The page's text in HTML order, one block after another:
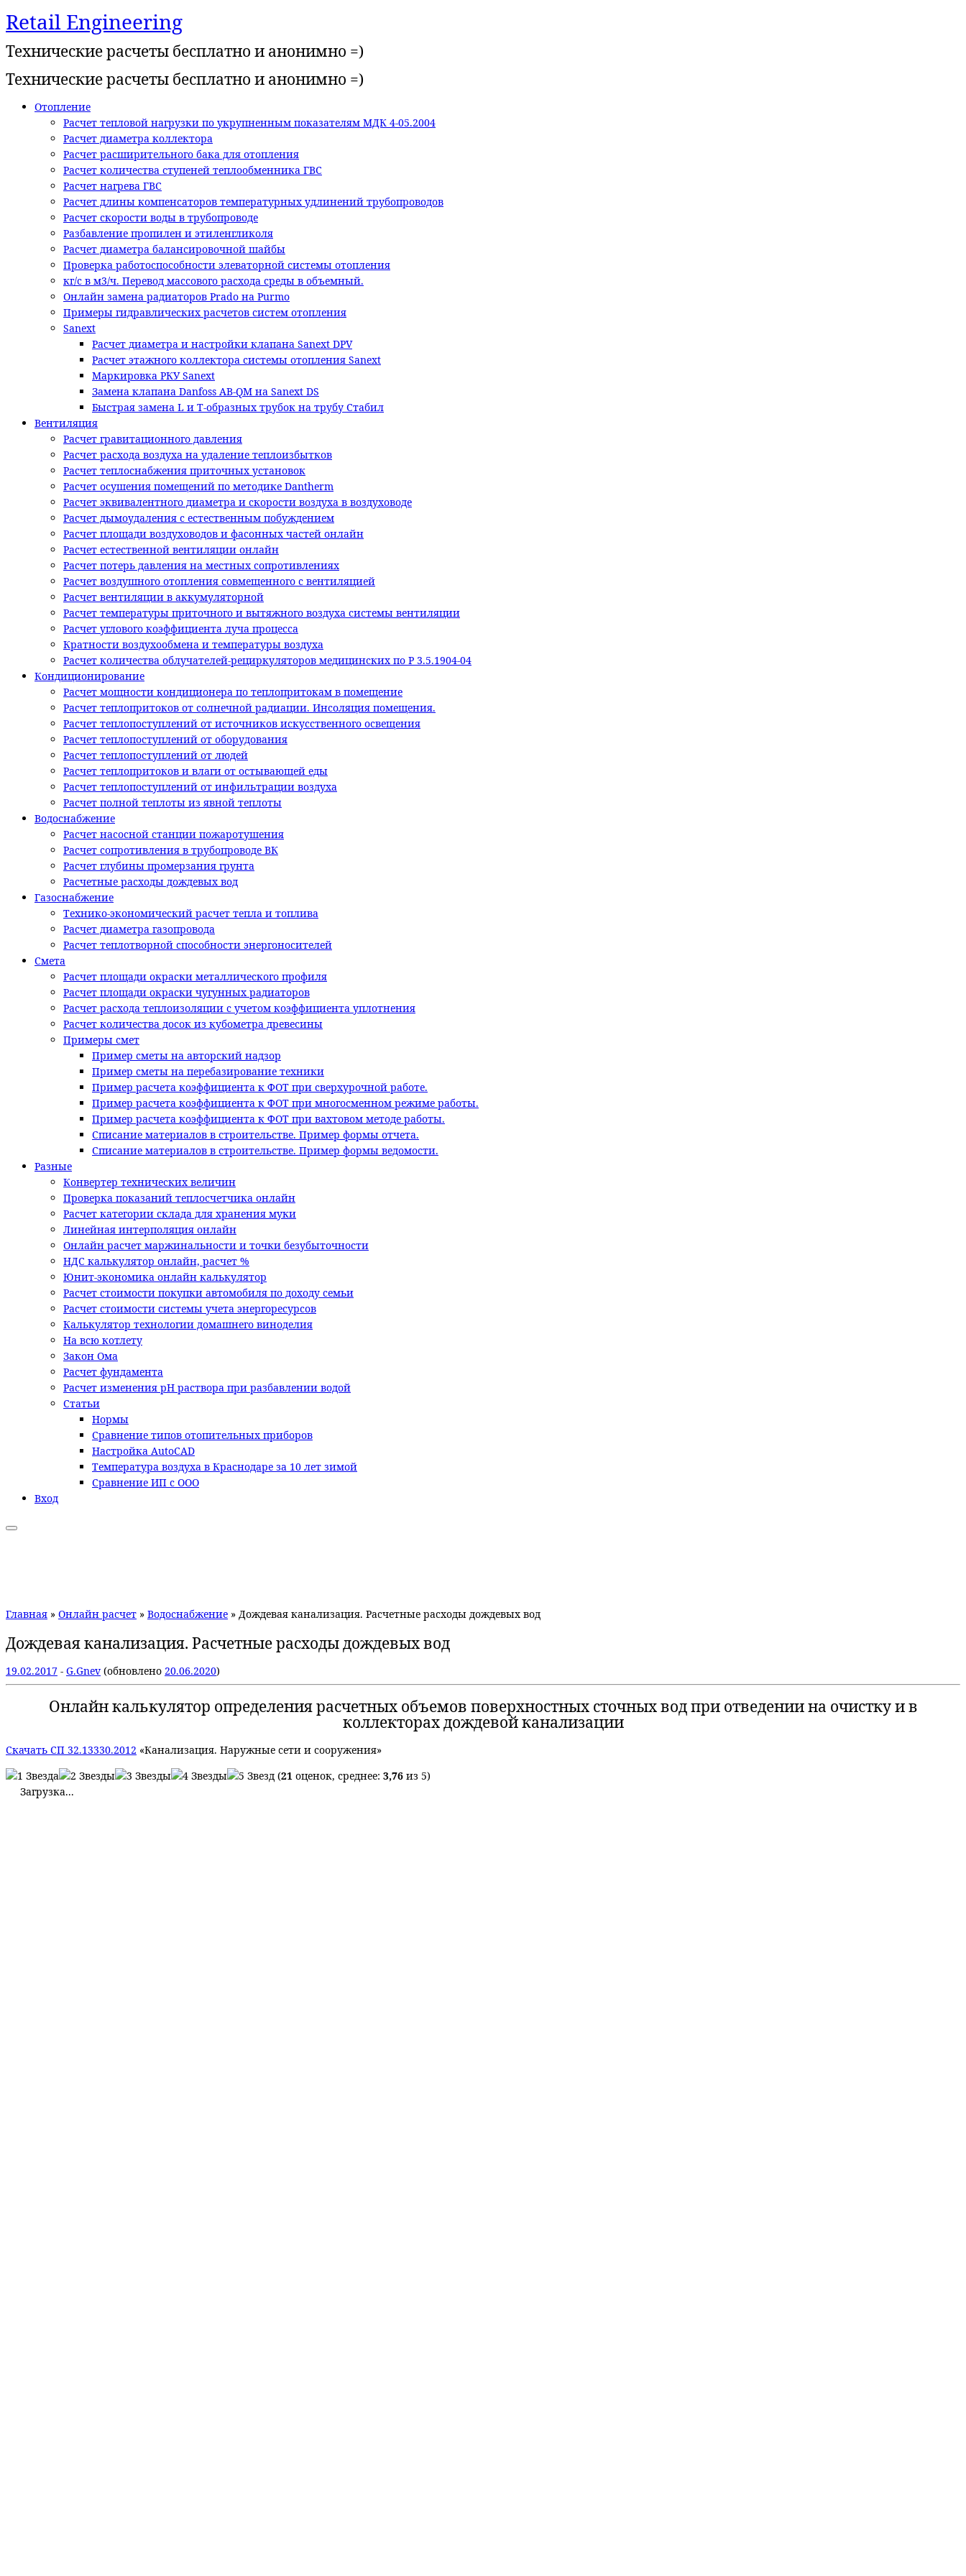
Перейти
к
содержимому
Retail Engineering
Технические расчеты бесплатно и анонимно =)
Технические расчеты бесплатно и анонимно =)
Отопление
Расчет тепловой нагрузки по укрупненным показателям МДК 4-05.2004
Расчет диаметра коллектора
Расчет расширительного бака для отопления
Расчет количества ступеней теплообменника ГВС
Расчет нагрева ГВС
Расчет длины компенсаторов температурных удлинений трубопроводов
Расчет скорости воды в трубопроводе
Разбавление пропилен и этиленгликоля
Расчет диаметра балансировочной шайбы
Проверка работоспособности элеваторной системы отопления
кг/с в м3/ч. Перевод массового расхода среды в объемный.
Онлайн замена радиаторов Prado на Purmo
Примеры гидравлических расчетов систем отопления
Sanext
Расчет диаметра и настройки клапана Sanext DPV
Расчет этажного коллектора системы отопления Sanext
Маркировка РКУ Sanext
Замена клапана Danfoss AB-QM на Sanext DS
Быстрая замена L и T-образных трубок на трубу Стабил
Вентиляция
Расчет гравитационного давления
Расчет расхода воздуха на удаление теплоизбытков
Расчет теплоснабжения приточных установок
Расчет осушения помещений по методике Dantherm
Расчет эквивалентного диаметра и скорости воздуха в воздуховоде
Расчет дымоудаления с естественным побуждением
Расчет площади воздуховодов и фасонных частей онлайн
Расчет естественной вентиляции онлайн
Расчет потерь давления на местных сопротивлениях
Расчет воздушного отопления совмещенного с вентиляцией
Расчет вентиляции в аккумуляторной
Расчет температуры приточного и вытяжного воздуха системы вентиляции
Расчет углового коэффициента луча процесса
Кратности воздухообмена и температуры воздуха
Расчет количества облучателей-рециркуляторов медицинских по Р 3.5.1904-04
Кондиционирование
Расчет мощности кондиционера по теплопритокам в помещение
Расчет теплопритоков от солнечной радиации. Инсоляция помещения.
Расчет теплопоступлений от источников искусственного освещения
Расчет теплопоступлений от оборудования
Расчет теплопоступлений от людей
Расчет теплопритоков и влаги от остывающей еды
Расчет теплопоступлений от инфильтрации воздуха
Расчет полной теплоты из явной теплоты
Водоснабжение
Расчет насосной станции пожаротушения
Расчет сопротивления в трубопроводе ВК
Расчет глубины промерзания грунта
Расчетные расходы дождевых вод
Газоснабжение
Технико-экономический расчет тепла и топлива
Расчет диаметра газопровода
Расчет теплотворной способности энергоносителей
Смета
Расчет площади окраски металлического профиля
Расчет площади окраски чугунных радиаторов
Расчет расхода теплоизоляции с учетом коэффициента уплотнения
Расчет количества досок из кубометра древесины
Примеры смет
Пример сметы на авторский надзор
Пример сметы на перебазирование техники
Пример расчета коэффициента к ФОТ при сверхурочной работе.
Пример расчета коэффициента к ФОТ при многосменном режиме работы.
Пример расчета коэффициента к ФОТ при вахтовом методе работы.
Списание материалов в строительстве. Пример формы отчета.
Списание материалов в строительстве. Пример формы ведомости.
Разные
Конвертер технических величин
Проверка показаний теплосчетчика онлайн
Расчет категории склада для хранения муки
Линейная интерполяция онлайн
Онлайн расчет маржинальности и точки безубыточности
НДС калькулятор онлайн, расчет %
Юнит-экономика онлайн калькулятор
Расчет стоимости покупки автомобиля по доходу семьи
Расчет стоимости системы учета энергоресурсов
Калькулятор технологии домашнего виноделия
На всю котлету
Закон Ома
Расчет фундамента
Расчет изменения pH раствора при разбавлении водой
Статьи
Нормы
Сравнение типов отопительных приборов
Настройка AutoCAD
Температура воздуха в Краснодаре за 10 лет зимой
Сравнение ИП с ООО
Вход
Главная » Онлайн расчет » Водоснабжение » Дождевая канализация. Расчетные расходы дождевых вод
Дождевая канализация. Расчетные расходы дождевых вод
19.02.2017 - G.Gnev (обновлено 20.06.2020)
Онлайн калькулятор определения расчетных объемов поверхностных сточных вод при отведении на очистку и в
коллекторах дождевой канализации
Скачать СП 32.13330.2012 «Канализация. Наружные сети и сооружения»
(21 оценок, среднее: 3,76 из 5)
Загрузка...